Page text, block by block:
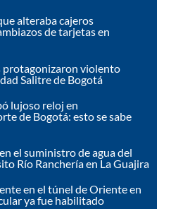
alteraba cajeros
de tarjetas en
violento
Salitre de Bogotá
lujoso reloj en
de Bogotá: esto se sabe
el suministro de agua del
Río Ranchería en La Guajira
en el túnel de Oriente en
ya fue habilitado